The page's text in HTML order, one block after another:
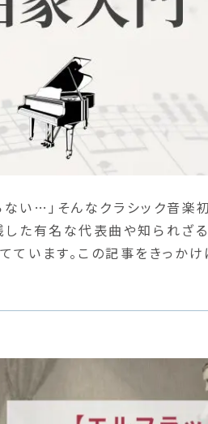
ない…」そんなクラシック音
した有名な代表曲や知られざ
います。この記事をきっかけ